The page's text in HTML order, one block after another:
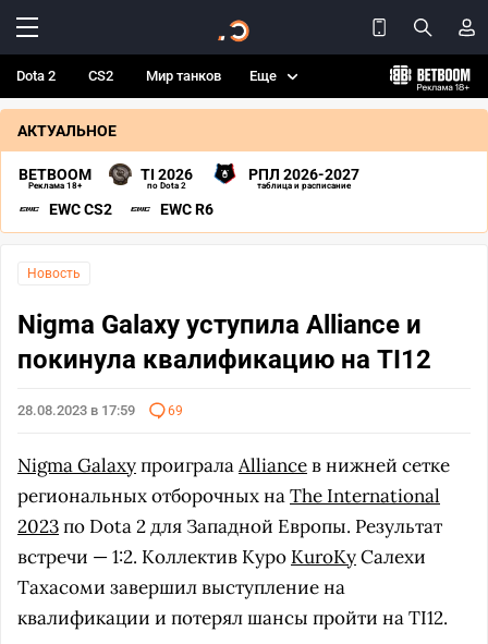
Dota 2 CS2 Мир танков Еще
АКТУАЛЬНОЕ
BETBOOM
Реклама 18+
TI 2026
по Dota 2
РПЛ 2026-2027
таблица и расписание
EWC CS2 EWC R6
Новость
Nigma Galaxy уступила Alliance и
покинула квалификацию на TI12
28.08.2023 в 17:59 69
Nigma GalaxyпроигралаAllianceв нижней сетке
региональных отборочных наThe International
2023по Dota 2 для Западной Европы. Результат
встречи — 1:2. Коллектив Куро KuroKyСалехи
Тахасоми завершил выступление на
квалификации и потерял шансы пройти на TI12.